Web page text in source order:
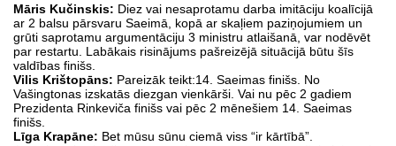
Māris Kučinskis: Diez vai nesaprotamu darba imitāciju koalīcijā
ar 2 balsu pārsvaru Saeimā, kopā ar skaļiem paziņojumiem un
grūti saprotamu argumentāciju 3 ministru atlaišanā, var nodēvēt
par restartu. Labākais risinājums pašreizējā situācijā būtu šīs
valdības finišs.
Vilis Krištopāns: Pareizāk teikt:14. Saeimas finišs. No
Vašingtonas izskatās diezgan vienkārši. Vai nu pēc 2 gadiem
Prezidenta Rinkeviča finišs vai pēc 2 mēnešiem 14. Saeimas
finišs.
Līga Krapāne: Bet mūsu sūnu ciemā viss “ir kārtībā”.